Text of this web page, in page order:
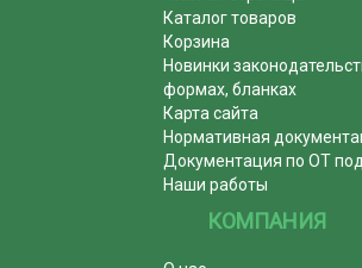
Каталог товаров
Корзина
Новинки
формах, бланках
Карта сайта
Нормативная
Документация по ОТ
Наши работы
КОМПАНИЯ